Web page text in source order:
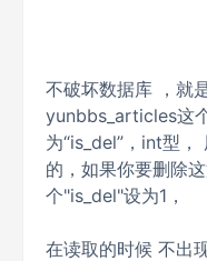
不破坏数据库 ，就
yunbbs_articles这
为“is_del”，int型
的，如果你要删除
个"is_del"设为1，
在读取的时候 不